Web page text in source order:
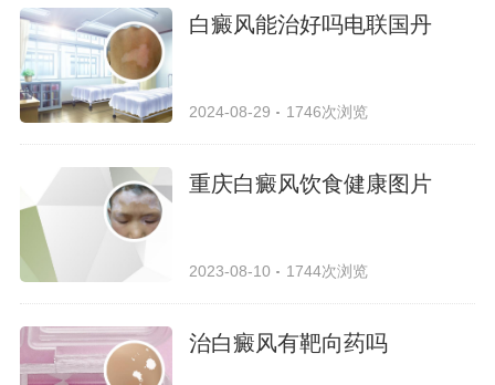
白癜风能治好吗电联国丹
2024-08-29 1746次浏览
重庆白癜风饮食健康图片
2023-08-10 1744次浏览
治白癜风有靶向药吗